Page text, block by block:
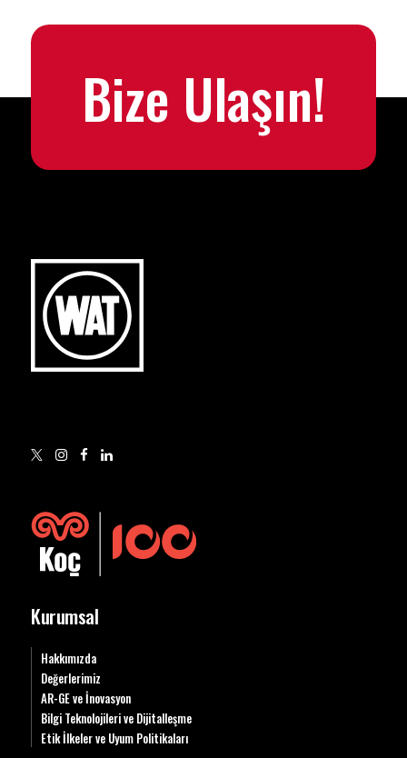
Bize Ulaşın!
Kurumsal
Hakkımızda
Değerlerimiz
AR-GE ve İnovasyon
Bilgi Teknolojileri ve Dijitalleşme
Etik İlkeler ve Uyum Politikaları